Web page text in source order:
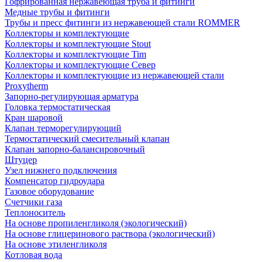
Медные трубы и фитинги
Трубы и пресс фитинги из нержавеющей стали ROMMER
Коллекторы и комплектующие
Коллекторы и комплектующие Stout
Коллекторы и комплектующие Tim
Коллекторы и комплектующие Север
Коллекторы и комплектующие из нержавеющей стали
Proxytherm
Запорно-регулирующая арматура
Головка термостатическая
Кран шаровой
Клапан терморегулирующий
Термостатический смесительный клапан
Клапан запорно-балансировочный
Штуцер
Узел нижнего подключения
Компенсатор гидроудара
Газовое оборудование
Счетчики газа
Теплоноситель
На основе пропиленгликоля (экологический)
На основе глицеринового раствора (экологический)
На основе этиленгликоля
Котловая вода